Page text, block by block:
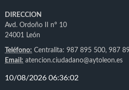
DIRECCION
Avd. Ordoño II nº 10
24001 León
Teléfono: Centralita: 987 895 500, 987
Email: atencion.ciudadano@aytoleon.es